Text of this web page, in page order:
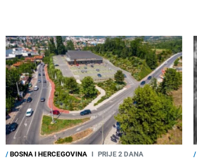
/BOSNA I HERCEGOVINA I PRIJE 2 DANA /